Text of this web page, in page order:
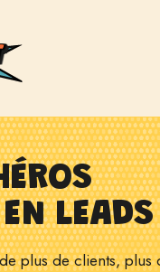
LEADS
plus de clients, plus